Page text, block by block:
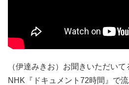
（伊達みきお）お聞きいただいて
NHK『ドキュメント72時間』で